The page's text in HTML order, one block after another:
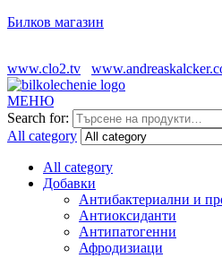
Билков магазин
www.clo2.tv
МЕНЮ
Search for:
All category
All category
Добавки
Антибактериални и
Антиоксиданти
Антипатогенни
Афродизиаци